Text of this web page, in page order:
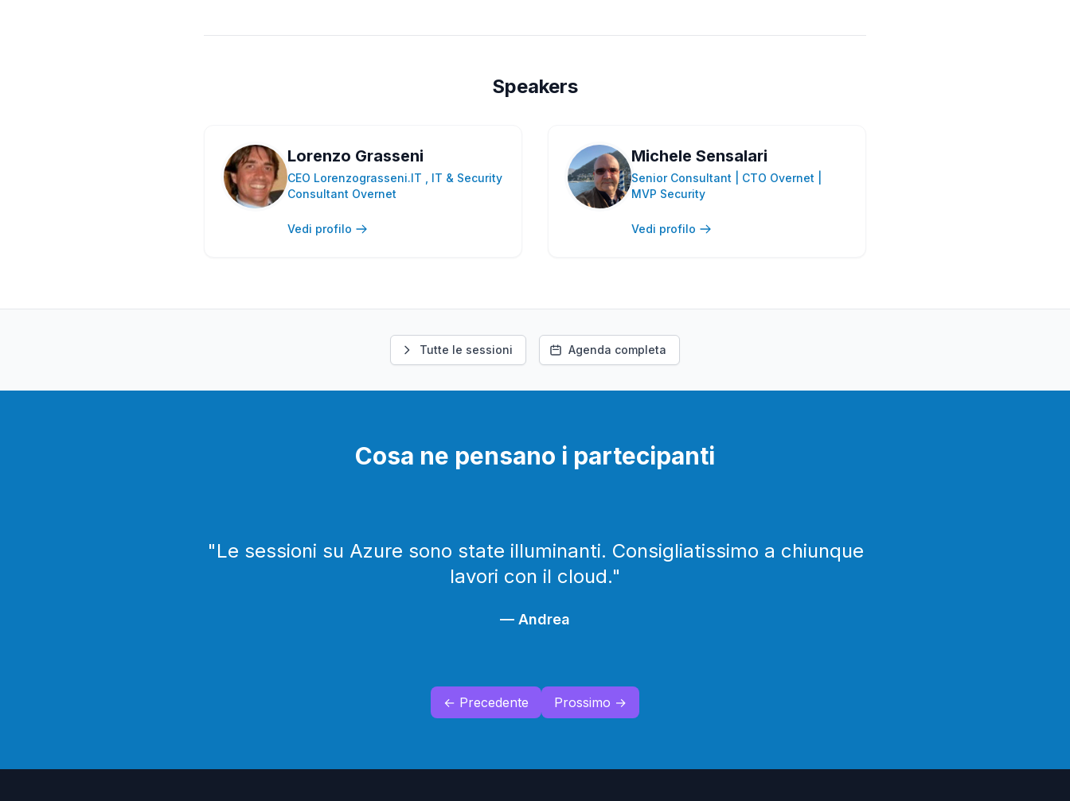
Speakers
Lorenzo Grasseni
CEO Lorenzograsseni.IT , IT & Security
Consultant Overnet
Vedi profilo
Michele Sensalari
Senior Consultant | CTO Overnet |
MVP Security
Vedi profilo
Tutte le sessioni Agenda completa
Cosa ne pensano i partecipanti
"Le sessioni su Azure sono state illuminanti. Consigliatissimo a chiunque
lavori con il cloud."
— Andrea
← Precedente Prossimo →